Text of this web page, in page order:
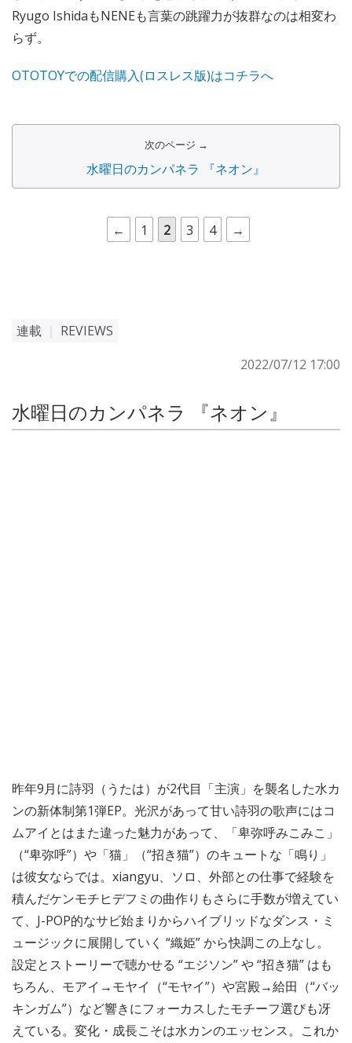
Ryugo IshidaもNENEも言葉の跳躍力が抜群なのは相変わ
らず。
OTOTOYでの配信購入(ロスレス版)はコチラへ
次のページ →
水曜日のカンパネラ 『ネオン』
← 1 2 3 4 →
連載
REVIEWS
2022/07/12 17:00
水曜日のカンパネラ 『ネオン』
昨年9月に詩羽（うたは）が2代目「主演」を襲名した水カ
ンの新体制第1弾EP。光沢があって甘い詩羽の歌声にはコ
ムアイとはまた違った魅力があって、「卑弥呼みこみこ」
（“卑弥呼”）や「猫」（“招き猫”）のキュートな「鳴り」
は彼女ならでは。xiangyu、ソロ、外部との仕事で経験を
積んだケンモチヒデフミの曲作りもさらに手数が増えてい
て、J-POP的なサビ始まりからハイブリッドなダンス・ミ
ュージックに展開していく “織姫” から快調この上なし。
設定とストーリーで聴かせる “エジソン” や “招き猫” はも
ちろん、モアイ→モヤイ（“モヤイ”）や宮殿→給田（“バッ
キンガム”）など響きにフォーカスしたモチーフ選びも冴
えている。変化・成長こそは水カンのエッセンス。これか